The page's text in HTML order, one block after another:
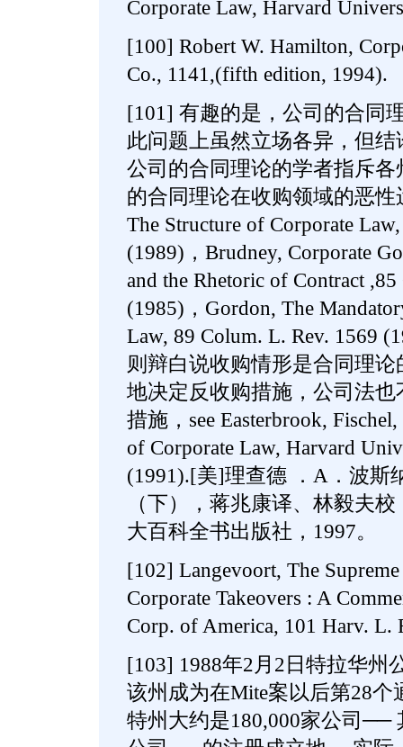
Corporate Law, Harvard
[100] Robert W. Hamilton,
Co., 1141,(fifth edition, 1994).
[101] 有趣的是，公司的合同
此问题上虽然立场各异，但
公司的合同理论的学者指斥
的合同理论在收购领域的恶性
The Structure of Corporate
(1989)，Brudney, Corporate
and the Rhetoric of Contract
(1985)，Gordon, The
Law, 89 Colum. L. Rev. 1569
则辩白说收购情形是合同理
地决定反收购措施，公司法
措施，see Easterbrook,
of Corporate Law, Harvard
(1991).[美]理查德 ．A．波斯
（下），蒋兆康译、林毅夫
大百科全书出版社，1997。
[102] Langevoort, The
Corporate Takeovers : A
Corp. of America, 101 Harv. L.
[103] 1988年2月2日特拉华州
该州成为在Mite案以后第28
特州大约是180,000家公司──